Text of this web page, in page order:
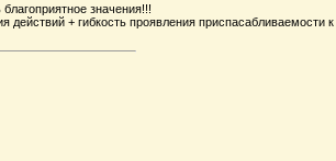
значения!!!
+ гибкость проявления приспасабливаемости к